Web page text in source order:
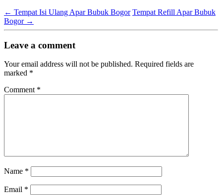
← Tempat Isi Ulang Apar Bubuk Bogor Tempat Refill Apar Bubuk
Bogor →
Leave a comment
Your email address will not be published. Required fields are
marked *
Comment *
Name *
Email *